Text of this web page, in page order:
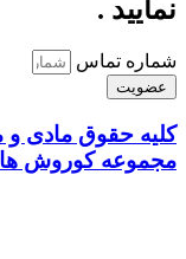
نمایید .
شماره تماس
عضویت
کلیه حقوق مادی و
مجموعه کوروش